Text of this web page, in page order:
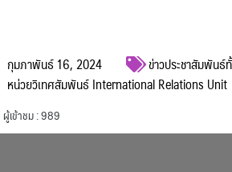
กุมภาพันธ์ 16, 2024 ข่าวประชาสัมพันธ์
หน่วยวิเทศสัมพันธ์ International Relations Unit
ผู้เข้าชม :989